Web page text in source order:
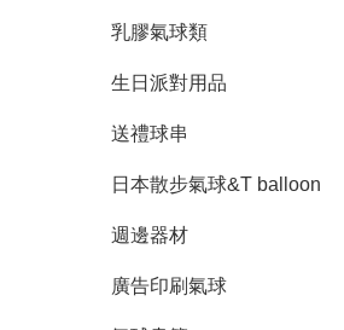
乳膠氣球類
生日派對用品
送禮球串
日本散步氣球&T balloon
週邊器材
廣告印刷氣球